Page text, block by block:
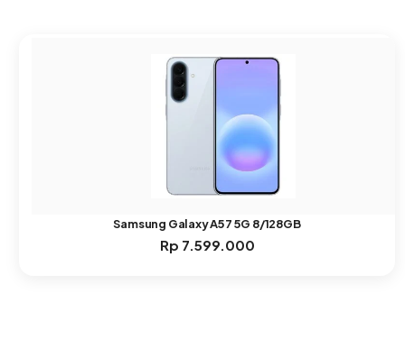
Samsung Galaxy A57 5G 8/128GB
Rp 7.599.000